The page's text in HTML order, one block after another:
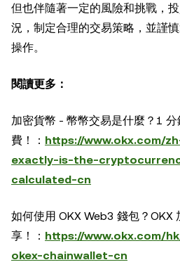
但也伴隨著一定的風險和挑戰，
況，制定合理的交易策略，並謹
操作。
閱讀更多：
加密貨幣 - 幣幣交易是什麼？1
費！： https://www.okx.com/
exactly-is-the-
calculated-cn
如何使用 OKX Web3 錢包？OKX
享！： https://www.okx.com/
okex-chainwallet-cn